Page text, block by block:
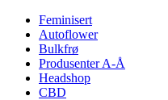
Feminisert
Autoflower
Bulkfrø
Produsenter A-Å
Headshop
CBD